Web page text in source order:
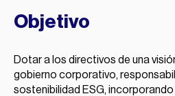
Objetivo
Dotar a los directivos de una
gobierno corporativo,
sostenibilidad ESG,